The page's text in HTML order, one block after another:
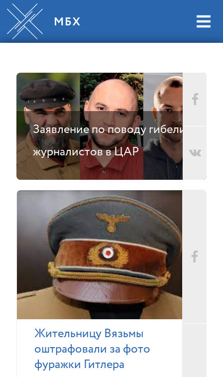
Заявление по поводу гибели
журналистов в ЦАР
Жительницу Вязьмы
оштрафовали за фото
фуражки Гитлера